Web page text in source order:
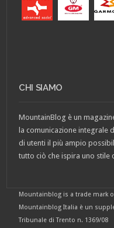
CHI SIAMO
MountainBlog è un
la comunicazione integrale
di utenti il più ampio
tutto ciò che ispira uno stile
Mountainblog is a trade mark
Mountainblog Italia è un
Tribunale di Trento n. 1369/08